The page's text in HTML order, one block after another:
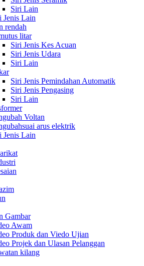
Siri Lain
Jenis Lain
rendah
litar
Siri Jenis Kes Acuan
Siri Jenis Udara
Siri Lain
Siri Jenis Pemindahan Automatik
Siri Jenis Pengasing
Siri Lain
Voltan
arus elektrik
Jenis Lain
Gambar
Awam
Produk dan Viedo Ujian
Projek dan Ulasan Pelanggan
kilang